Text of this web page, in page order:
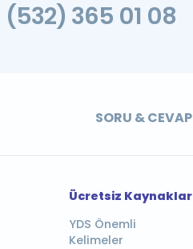
(532) 365 01 08
SORU & CEVAP
Ücretsiz Kaynaklar
YDS Önemli
Kelimeler